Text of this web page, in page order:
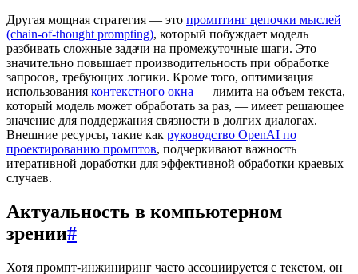
Другая мощная стратегия — это промптинг цепочки мыслей
(chain-of-thought prompting), который побуждает модель
разбивать сложные задачи на промежуточные шаги. Это
значительно повышает производительность при обработке
запросов, требующих логики. Кроме того, оптимизация
использования контекстного окна — лимита на объем текста,
который модель может обработать за раз, — имеет решающее
значение для поддержания связности в долгих диалогах.
Внешние ресурсы, такие как руководство OpenAI по
проектированию промптов, подчеркивают важность
итеративной доработки для эффективной обработки краевых
случаев.
Актуальность в компьютерном
зрении#
Хотя промпт-инжиниринг часто ассоциируется с текстом, он